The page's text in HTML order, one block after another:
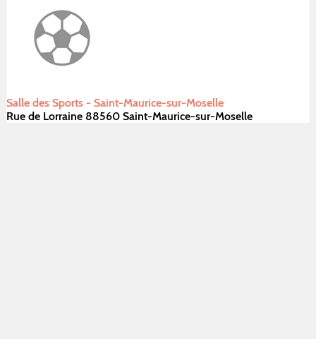
Salle des Sports - Saint-Maurice-sur-Moselle
Rue de Lorraine 88560 Saint-Maurice-sur-Moselle